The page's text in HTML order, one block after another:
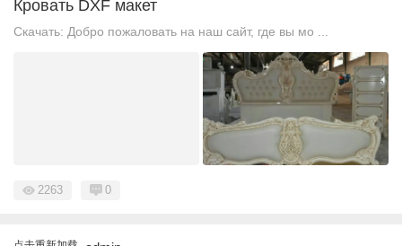
Кровать DXF макет
Скачать: Добро пожаловать на наш сайт, где вы мо ...
2263 0